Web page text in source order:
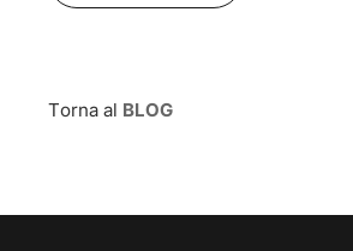
Torna al BLOG